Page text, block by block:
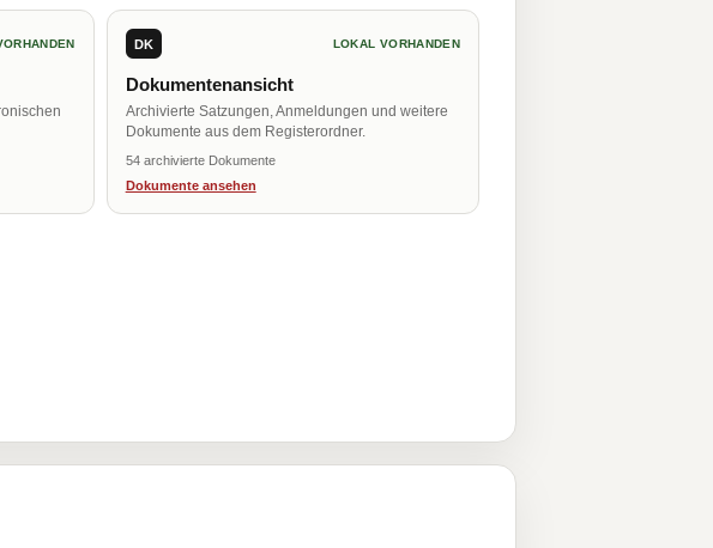
DK LOKAL VORHANDEN
Dokumentenansicht
Archivierte Satzungen, Anmeldungen und weitere
Dokumente aus dem Registerordner.
54 archivierte Dokumente
Dokumente ansehen